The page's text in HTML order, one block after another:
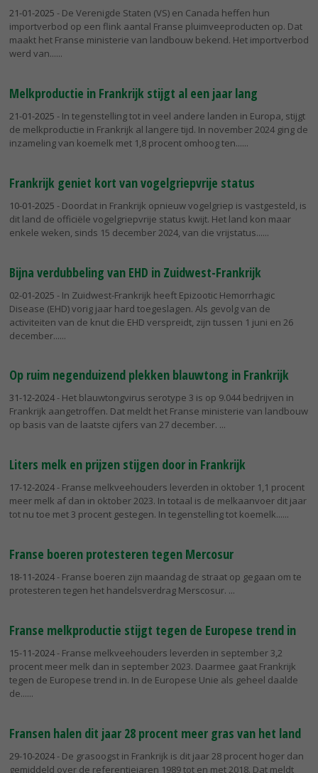
21-01-2025 - De Verenigde Staten (VS) en Canada heffen hun
importverbod op een flink aantal Franse pluimveeproducten op. Dat
maakt het Franse ministerie van landbouw bekend. Het importverbod
werd van...
Melkproductie in Frankrijk stijgt al een jaar lang
21-01-2025 - In tegenstelling tot in veel andere landen in Europa, stijgt
de melkproductie in Frankrijk al langere tijd. In november 2024 ging de
inzameling van koemelk met 1,8 procent omhoog ten...
Frankrijk geniet kort van vogelgriepvrije status
10-01-2025 - Doordat in Frankrijk opnieuw vogelgriep is vastgesteld, is
dit land de officiële vogelgriepvrije status kwijt. Het land kon maar
enkele weken, sinds 15 december 2024, van die vrijstatus...
Bijna verdubbeling van EHD in Zuidwest-Frankrijk
02-01-2025 - In Zuidwest-Frankrijk heeft Epizootic Hemorrhagic
Disease (EHD) vorig jaar hard toegeslagen. Als gevolg van de
activiteiten van de knut die EHD verspreidt, zijn tussen 1 juni en 26
december...
Op ruim negenduizend plekken blauwtong in Frankrijk
31-12-2024- Het blauwtongvirus serotype 3 is op 9.044 bedrijven in
Frankrijk aangetroffen. Dat meldt het Franse ministerie van landbouw
op basis van de laatste cijfers van 27 december.
Liters melk en prijzen stijgen door in Frankrijk
17-12-2024- Franse melkveehouders leverden in oktober 1,1 procent
meer melk af dan in oktober 2023. In totaal is de melkaanvoer dit jaar
tot nu toe met 3 procent gestegen. In tegenstelling tot koemelk...
Franse boeren protesteren tegen Mercosur
18-11-2024- Franse boeren zijn maandag de straat op gegaan om te
protesteren tegen het handelsverdrag Merscosur.
Franse melkproductie stijgt tegen de Europese trend in
15-11-2024- Franse melkveehouders leverden in september 3,2
procent meer melk dan in september 2023. Daarmee gaat Frankrijk
tegen de Europese trend in. In de Europese Unie als geheel daalde
de...
Fransen halen dit jaar 28 procent meer gras van het land
29-10-2024- De grasoogst in Frankrijk is dit jaar 28 procent hoger dan
gemiddeld over de referentiejaren 1989 tot en met 2018. Dat meldt